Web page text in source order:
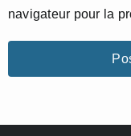
navigateur pour la